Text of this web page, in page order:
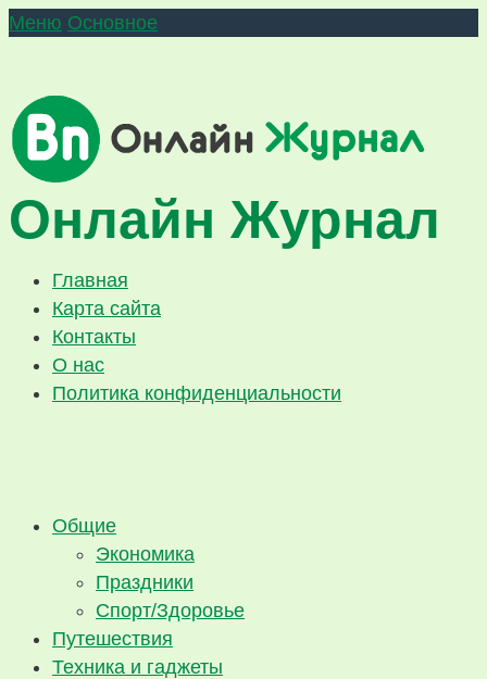
Меню Основное
Онлайн Журнал
Главная
Карта сайта
Контакты
О нас
Политика конфиденциальности
Общие
Экономика
Праздники
Спорт/Здоровье
Путешествия
Техника и гаджеты